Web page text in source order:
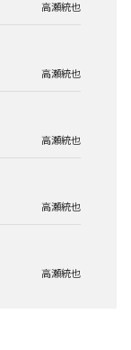
高瀬統也
高瀬統也
高瀬統也
高瀬統也
高瀬統也